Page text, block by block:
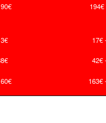
17€
42€
163€